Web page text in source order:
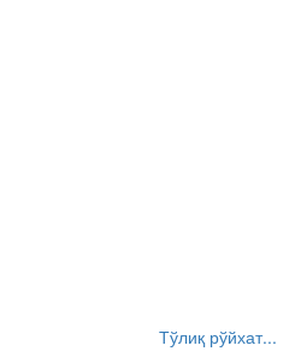
Тўлиқ рўйхат...